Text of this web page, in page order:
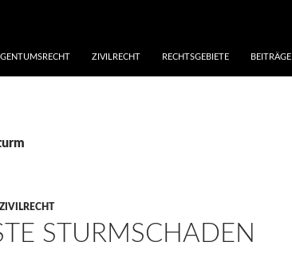
ZIVILRECHT RECHTSGEBIETE BEITRÄGE
ZIVILRECHT
STURMSCHADEN